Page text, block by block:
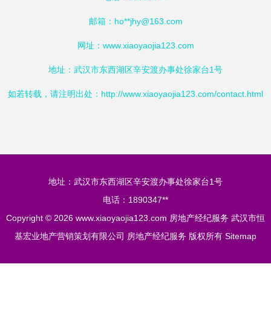
邮箱：ho**jhy@163.com
网址： www.xiaoyaojia123.com
地址：武汉市东西湖区辛安渡办事处徐家台1号
如若转载，请注明出处：http://www.xiaoyaojia123.com/contact.html
地址：武汉市东西湖区辛安渡办事处徐家台1号
电话：1890347**
Copyright © 2026 www.xiaoyaojia123.com 房地产经纪服务 武汉市恒
基宏业地产营销策划有限公司 房地产经纪服务 版权所有 Sitemap